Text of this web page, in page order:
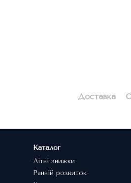
Доставка
Каталог
Літні знижки
Ранній розвиток